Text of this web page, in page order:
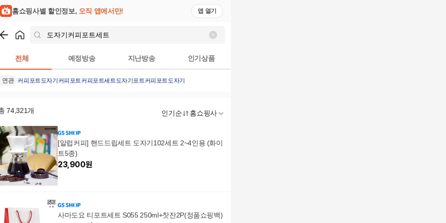
홈쇼핑사별 할인정보, 오직 앱에서만! 앱 열기
전체 예정방송 지난방송 인기상품
연관 커피포트도자기커피포트커피포트세트도자기포트커피포트도자기
74,321개 인기순 홈쇼핑사
[알럽커피] 핸드드립세트 도자기102세트 2~4인용 (화이
트5종)
23,900원
사마도요 티포트세트 S055 250ml+찻잔2P(정품쇼핑백)